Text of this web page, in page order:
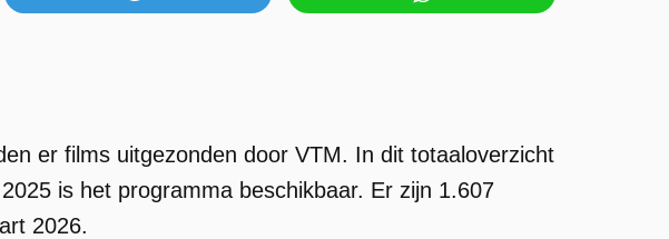
er films uitgezonden door VTM. In dit totaaloverzicht
is het programma beschikbaar. Er zijn 1.607
2026.